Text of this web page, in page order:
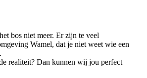
bos niet meer. Er zijn te veel
Wamel, dat je niet weet wie een
realiteit? Dan kunnen wij jou perfect